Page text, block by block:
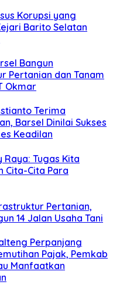
Korupsi yang
Barito Selatan
Bangun
Pertanian dan Tanam
Okmar
Terima
Barsel Dinilai Sukses
Keadilan
Raya: Tugas Kita
Cita-Cita Para
Pertanian,
14 Jalan Usaha Tani
Perpanjang
Pajak, Pemkab
Manfaatkan